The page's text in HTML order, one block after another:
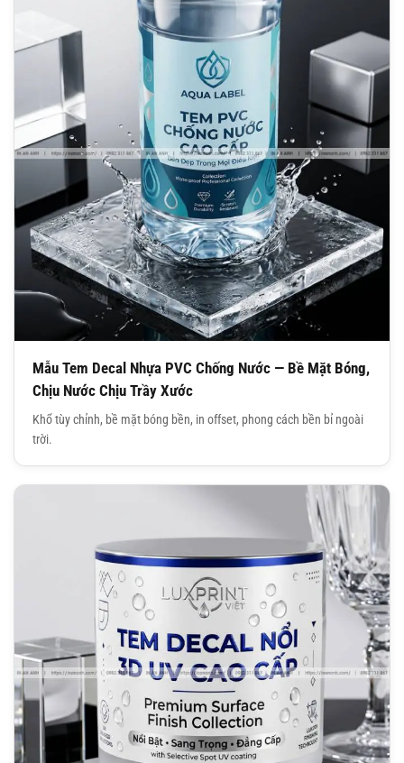
Mẫu Tem Decal Nhựa PVC Chống Nước — Bề Mặt Bóng,
Chịu Nước Chịu Trầy Xước
Khổ tùy chỉnh, bề mặt bóng bền, in offset, phong cách bền bỉ ngoài
trời.